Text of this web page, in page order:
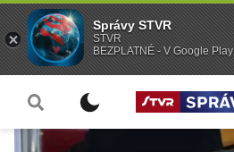
Správy STVR
STVR
BEZPLATNÉ - V Google Play